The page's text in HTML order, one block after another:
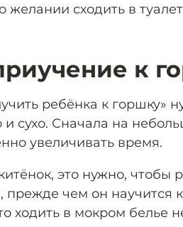
желании сходить в
к
ребёнка к горшку»
и сухо. Сначала на
увеличивать время.
это нужно, чтобы
прежде чем он научится
ходить в мокром белье